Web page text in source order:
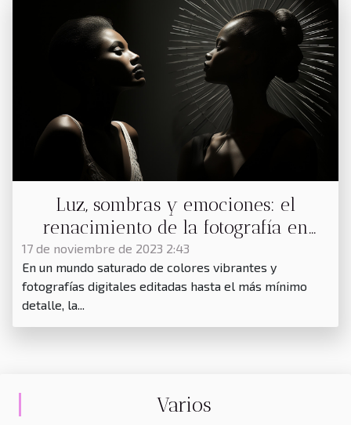
Luz, sombras y emociones: el
renacimiento de la fotografía en
blanco y negro
17 de noviembre de 2023 2:43
En un mundo saturado de colores vibrantes y
fotografías digitales editadas hasta el más mínimo
detalle, la...
Varios